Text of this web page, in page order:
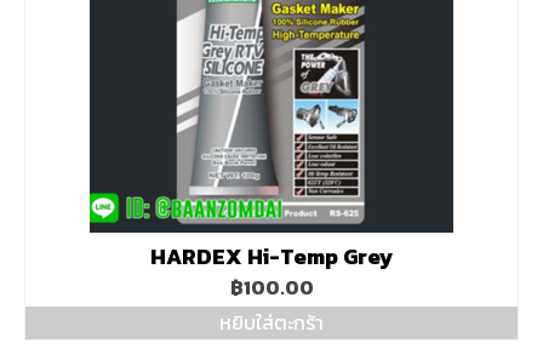
HARDEX Hi-Temp Grey
฿100.00
หยิบใส่ตะกร้า